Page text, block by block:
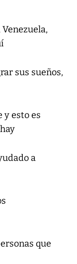
sus sueños,
y esto es
a
que